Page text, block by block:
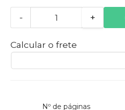
- +
Calcular o frete
Nº de páginas